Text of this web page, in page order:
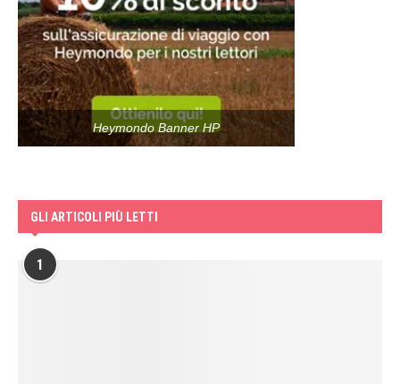
Heymondo Banner HP
GLI ARTICOLI PIÙ LETTI
1